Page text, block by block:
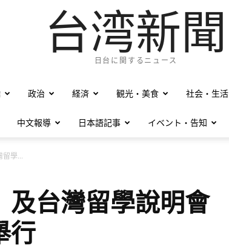
台湾新聞
日台に関するニュース
政治 経済 観光・美食 社会・生活
中文報導 日本語記事 イベント・告知
留學...
及台灣留學說明會
行